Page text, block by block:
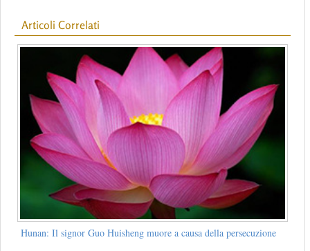
Articoli Correlati
Hunan: Il signor Guo Huisheng muore a causa della persecuzione